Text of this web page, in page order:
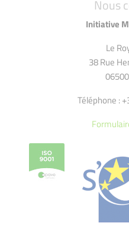
Nous
Initiative
Le
38 Rue
Téléphone :